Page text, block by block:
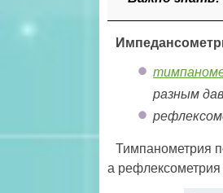
разным
Тимпанометрия
а